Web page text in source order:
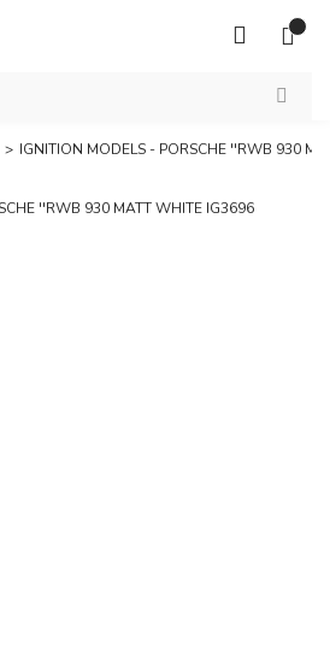
IGNITION MODELS - PORSCHE ''RWB 930